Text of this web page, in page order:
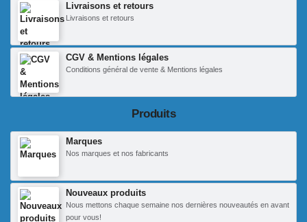
Livraisons et retours
Livraisons et retours
CGV & Mentions légales
Conditions général de vente & Mentions légales
Produits
Marques
Nos marques et nos fabricants
Nouveaux produits
Nous mettons chaque semaine nos dernières nouveautés en avant
pour vous!